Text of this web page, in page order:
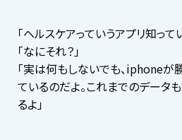
「ヘルスケアっていうアプリ知って
「なにそれ？」
「実は何もしないでも、iphoneが
ているのだよ。これまでのデータ
るよ」